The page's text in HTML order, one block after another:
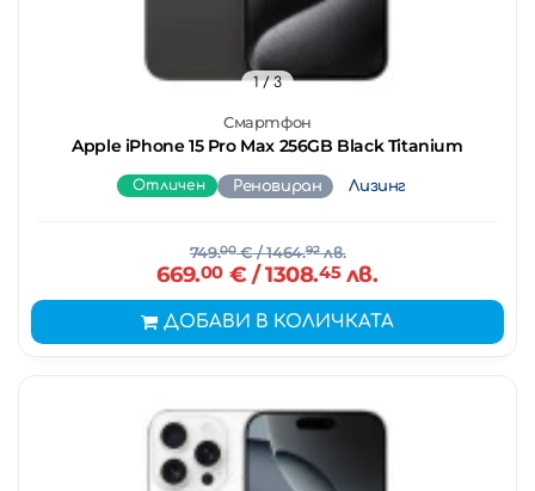
Смартфон
Apple iPhone 15 Pro Max 256GB Black Titanium
1/ 3
Отличен Реновиран Лизинг
749.00€/ 1464.92лв.
669.00€ / 1308.45лв.
ДОБАВИ В КОЛИЧКАТА